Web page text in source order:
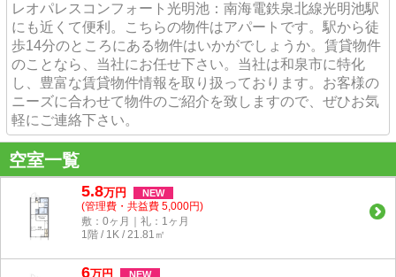
レオパレスコンフォート光明池：南海電鉄泉北線光明池駅
にも近くて便利。こちらの物件はアパートです。駅から徒
歩14分のところにある物件はいかがでしょうか。賃貸物件
のことなら、当社にお任せ下さい。当社は和泉市に特化
し、豊富な賃貸物件情報を取り扱っております。お客様の
ニーズに合わせて物件のご紹介を致しますので、ぜひお気
軽にご連絡下さい。
空室一覧
5.8万円 NEW
(管理費・共益費 5,000円)
敷：0ヶ月｜礼：1ヶ月
1階 / 1K / 21.81㎡
6万円 NEW